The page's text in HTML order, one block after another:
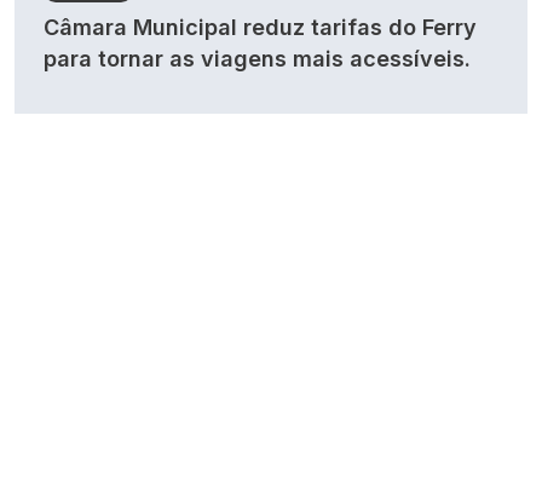
Câmara Municipal reduz tarifas do Ferry
para tornar as viagens mais acessíveis.